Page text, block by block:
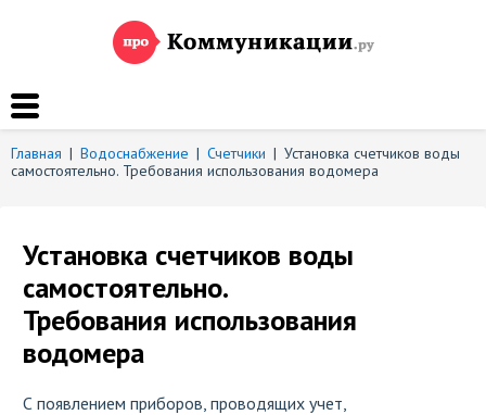
Главная | Водоснабжение | Счетчики | Установка счетчиков воды
самостоятельно. Требования использования водомера
Установка счетчиков воды
самостоятельно.
Требования использования
водомера
С появлением приборов, проводящих учет,